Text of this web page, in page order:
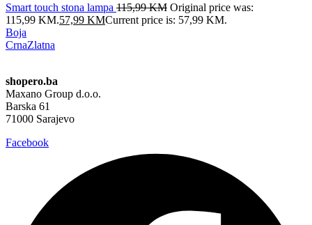
Smart touch stona lampa 115,99KM Original price was:
115,99 KM.57,99 KMCurrent price is: 57,99 KM.
Boja
CrnaZlatna
shopero.ba
Maxano Group d.o.o.
Barska 61
71000 Sarajevo
Facebook